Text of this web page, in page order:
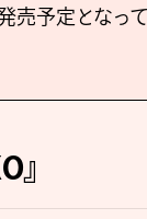
売予定となっ
』